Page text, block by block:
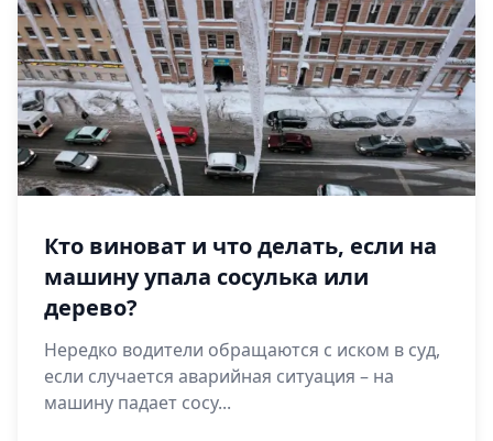
Кто виноват и что делать, если на
машину упала сосулька или
дерево?
Нередко водители обращаются с иском в суд,
если случается аварийная ситуация – на
машину падает сосу...